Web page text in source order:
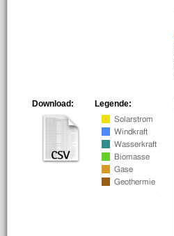
Legende:
Download: